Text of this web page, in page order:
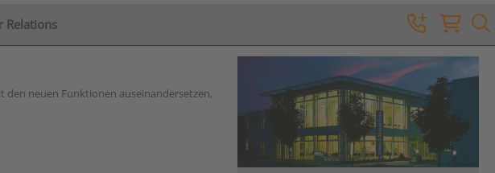
Relations
den neuen Funktionen auseinandersetzen,